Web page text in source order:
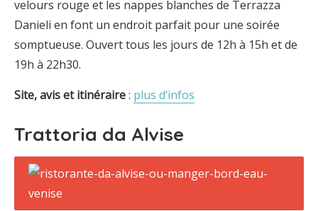
velours rouge et les nappes blanches de Terrazza
Danieli en font un endroit parfait pour une soirée
somptueuse. Ouvert tous les jours de 12h à 15h et de
19h à 22h30.
Site, avis et itinéraire: plus d’infos
Trattoria da Alvise